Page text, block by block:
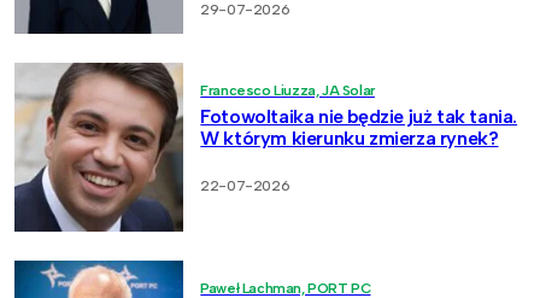
29-07-2026
Francesco Liuzza, JA Solar
Fotowoltaika nie będzie już tak tania.
W którym kierunku zmierza rynek?
22-07-2026
Paweł Lachman, PORT PC